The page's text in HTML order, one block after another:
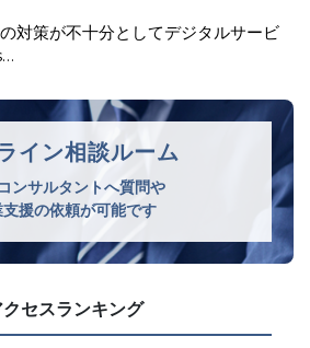
改正を採択
イン相談ルーム
ンサルタントへ質問や
援の依頼が可能です
クセスランキング